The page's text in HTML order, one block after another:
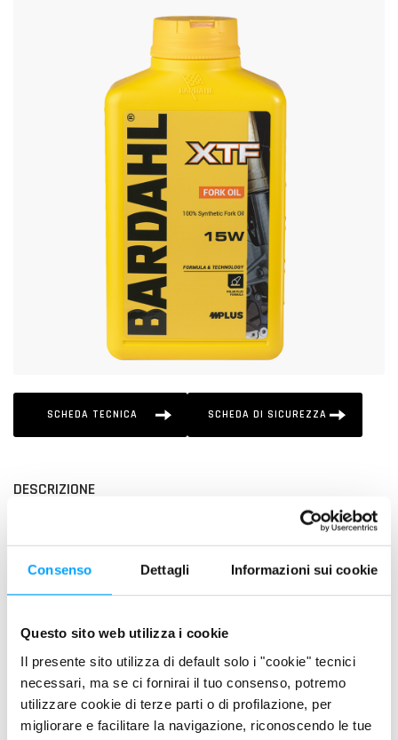
Consenso Dettagli Informazioni sui cookie
Questo sito web utilizza i cookie
Il presente sito utilizza di default solo i "cookie" tecnici
necessari, ma se ci fornirai il tuo consenso, potremo
utilizzare cookie di terze parti o di profilazione, per
migliorare e facilitare la navigazione, riconoscendo le tue
SCHEDA TECNICA SCHEDA DI SICUREZZA
DESCRIZIONE
XTF Fork Oil è un fluido di qualità superiore progettato per
esaltare le prestazioni di forcelle e ammortizzatori di moto
sintetica e gli speciali polimeri conferiscono al lubrificante un
alto indice di viscosità ed un’estrema scorrevolezza alle basse
temperature, questo consente al prodotto di raggiungere
temperature, garantendo in ogni condizione una risposta
costante della sospensione.